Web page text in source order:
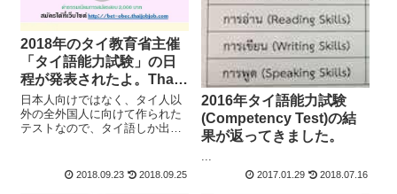
2018年のタイ教育省主催
「タイ語能力試験」の日
程が発表されたよ。Thai
Competency Test（旧ポ
ーホック）
日本人向けではなく、タイ人以
外の全外国人に向けて作られた
テストなので、タイ語しか出て
2018.09.23 2018.09.25
2016年タイ語能力試験
(Competency Test)の結
果が返ってきました。
2017.01.29 2018.07.16